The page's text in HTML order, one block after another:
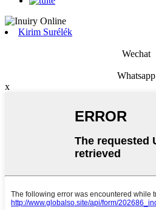
Kirim Surélék
Wechat
Whatsapp
x